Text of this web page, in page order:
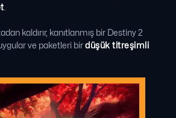
kaldırır, kanıtlanmış bir Destiny 2
ve paketleri birdüşük titreşimli